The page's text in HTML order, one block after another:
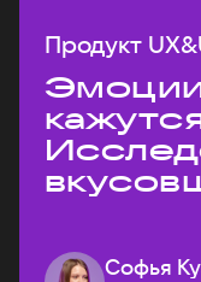
Продукт
Софья